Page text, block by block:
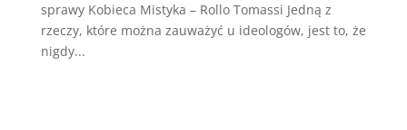
sprawy Kobieca Mistyka – Rollo Tomassi Jedną z
rzeczy, które można zauważyć u ideologów, jest to, że
nigdy...